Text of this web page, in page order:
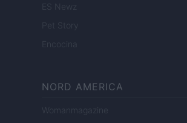
ES Newz
Pet Story
Encocina
NORD AMERICA
Womanmagazine